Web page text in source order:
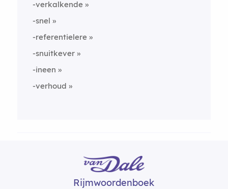
-verkalkende
-snel
-referentielere
-snuitkever
-ineen
-verhoud
Rijmwoordenboek